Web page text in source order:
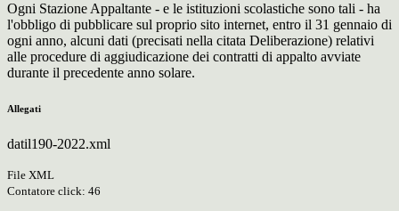
Ogni Stazione Appaltante - e le istituzioni scolastiche sono tali - ha
l'obbligo di pubblicare sul proprio sito internet, entro il 31 gennaio di
ogni anno, alcuni dati (precisati nella citata Deliberazione) relativi
alle procedure di aggiudicazione dei contratti di appalto avviate
durante il precedente anno solare.
Allegati
datil190-2022.xml
File XML
Contatore click: 46